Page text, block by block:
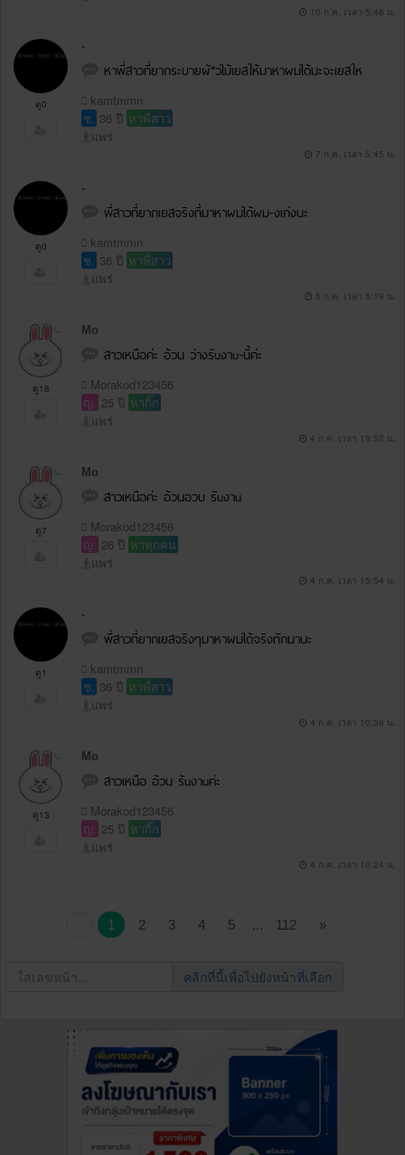
10 ก.ค. เวลา 5:46 น.
ดู0
-
หาพี่สาวที่ยากระบายผั*วไม้เยสให้มาหาผมได้นะจะเยสให
kamtmmn
ช. 36 ปี หาพี่สาว
แพร่
7 ก.ค. เวลา 5:45 น.
ดู0
-
พี่สาวที่ยากเยสจริงที่มาหาผมได้ผม-งเก่งนะ
kamtmmn
ช. 36 ปี หาพี่สาว
แพร่
5 ก.ค. เวลา 5:19 น.
ดู18
Mo
สาวเหนือค่ะ อ้วน ว่างรัuงาu-นี้ค่ะ
Morakod123456
ญ. 25 ปี หากิ๊ก
แพร่
4 ก.ค. เวลา 19:52 น.
ดู7
Mo
สาวเหนือค่ะ อ้วนอวบ รัuงาu
Morakod123456
ญ. 26 ปี หาทุกคน
แพร่
4 ก.ค. เวลา 15:54 น.
ดู1
-
พี่สาวที่ยากเยสจริงๆมาหาผมได้จริงทักมานะ
kamtmmn
ช. 36 ปี หาพี่สาว
แพร่
4 ก.ค. เวลา 10:36 น.
ดู13
Mo
สาวเหนือ อ้วน รัuงาuค่ะ
Morakod123456
ญ. 25 ปี หากิ๊ก
แพร่
4 ก.ค. เวลา 10:24 น.
1 2 3 4 5 112 »
คลิกที่นี้เพื่อไปยังหน้าที่เลือก